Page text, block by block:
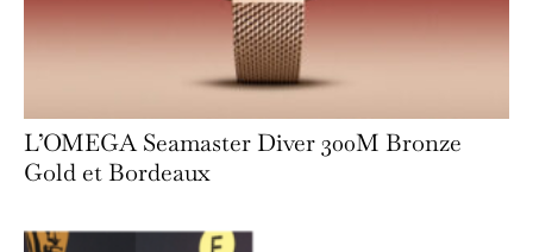
L’OMEGA Seamaster Diver 300M Bronze
Gold et Bordeaux